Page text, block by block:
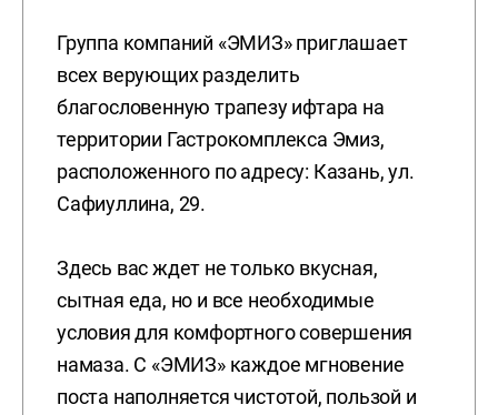
Группа компаний «ЭМИЗ» приглашает
всех верующих разделить
благословенную трапезу ифтара на
территории Гастрокомплекса Эмиз,
расположенного по адресу: Казань, ул.
Сафиуллина, 29.
Здесь вас ждет не только вкусная,
сытная еда, но и все необходимые
условия для комфортного совершения
намаза. С «ЭМИЗ» каждое мгновение
поста наполняется чистотой, пользой и